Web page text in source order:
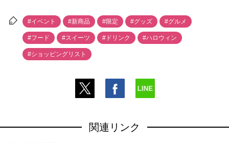
#イベント #新商品 #限定 #グッズ #グルメ
#フード #スイーツ #ドリンク #ハロウィン
#ショッピングリスト
関連リンク